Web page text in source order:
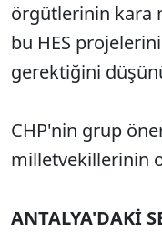
örgütlerinin kara
bu HES
gerektiğini
CHP'nin grup
milletvekillerinin
ANTALYA'DAKİ